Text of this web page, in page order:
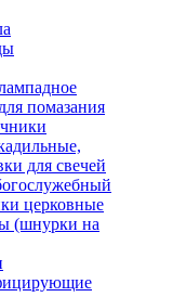
помазания
для свечей
церковные
(шнурки на